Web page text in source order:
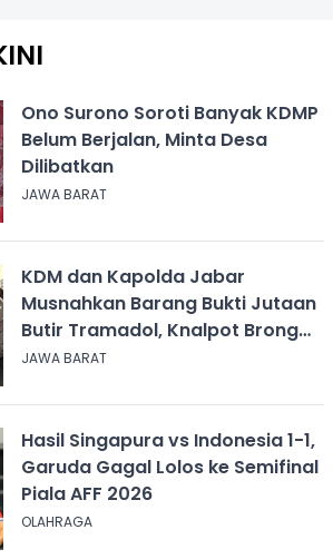
Ono Surono Soroti Banyak KDMP
Belum Berjalan, Minta Desa
Dilibatkan
JAWA BARAT
KDM dan Kapolda Jabar
Musnahkan Barang Bukti Jutaan
Butir Tramadol, Knalpot Brong
hingga Miras
JAWA BARAT
Hasil Singapura vs Indonesia 1-1,
Garuda Gagal Lolos ke Semifinal
Piala AFF 2026
OLAHRAGA